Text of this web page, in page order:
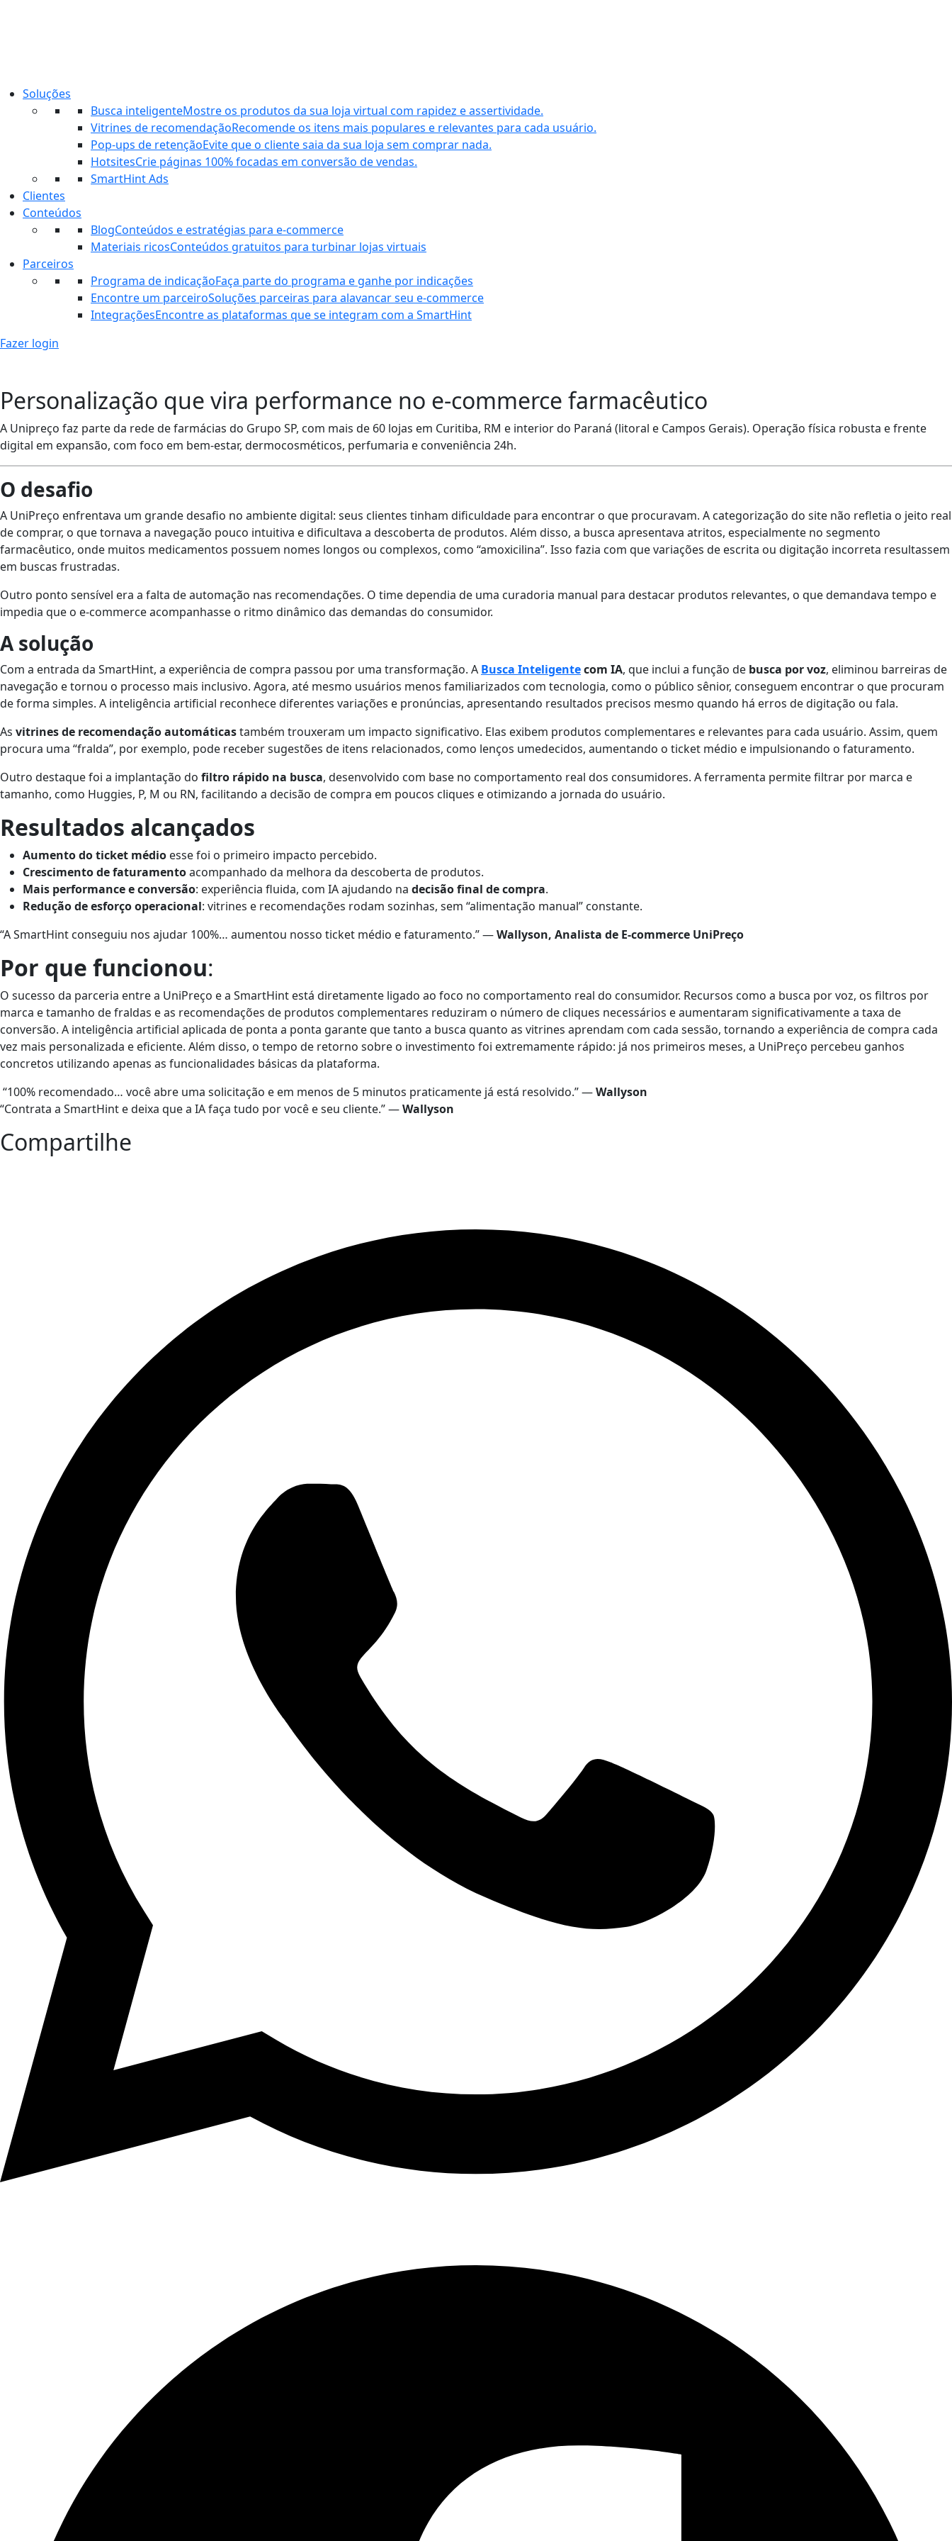
Soluções
Busca inteligenteMostre os produtos da sua loja virtual com rapidez e assertividade.
Vitrines de recomendaçãoRecomende os itens mais populares e relevantes para cada usuário.
Pop-ups de retençãoEvite que o cliente saia da sua loja sem comprar nada.
HotsitesCrie páginas 100% focadas em conversão de vendas.
SmartHint Ads
Clientes
Conteúdos
BlogConteúdos e estratégias para e-commerce
Materiais ricosConteúdos gratuitos para turbinar lojas virtuais
Parceiros
Programa de indicaçãoFaça parte do programa e ganhe por indicações
Encontre um parceiroSoluções parceiras para alavancar seu e-commerce
IntegraçõesEncontre as plataformas que se integram com a SmartHint
Fazer login
Personalização que vira performance no e-commerce farmacêutico
A Unipreço faz parte da rede de farmácias do Grupo SP, com mais de 60 lojas em Curitiba, RM e interior do Paraná (litoral e Campos Gerais). Operação física robusta e frente
digital em expansão, com foco em bem-estar, dermocosméticos, perfumaria e conveniência 24h.
O desafio
A UniPreço enfrentava um grande desafio no ambiente digital: seus clientes tinham dificuldade para encontrar o que procuravam. A categorização do site não refletia o jeito real
de comprar, o que tornava a navegação pouco intuitiva e dificultava a descoberta de produtos. Além disso, a busca apresentava atritos, especialmente no segmento
farmacêutico, onde muitos medicamentos possuem nomes longos ou complexos, como “amoxicilina”. Isso fazia com que variações de escrita ou digitação incorreta resultassem
em buscas frustradas.
Outro ponto sensível era a falta de automação nas recomendações. O time dependia de uma curadoria manual para destacar produtos relevantes, o que demandava tempo e
impedia que o e-commerce acompanhasse o ritmo dinâmico das demandas do consumidor.
A solução
Com a entrada da SmartHint, a experiência de compra passou por uma transformação. A Busca Inteligentecom IA, que inclui a função de busca por voz, eliminou barreiras de
navegação e tornou o processo mais inclusivo. Agora, até mesmo usuários menos familiarizados com tecnologia, como o público sênior, conseguem encontrar o que procuram
de forma simples. A inteligência artificial reconhece diferentes variações e pronúncias, apresentando resultados precisos mesmo quando há erros de digitação ou fala.
As vitrines de recomendação automáticastambém trouxeram um impacto significativo. Elas exibem produtos complementares e relevantes para cada usuário. Assim, quem
procura uma “fralda”, por exemplo, pode receber sugestões de itens relacionados, como lenços umedecidos, aumentando o ticket médio e impulsionando o faturamento.
Outro destaque foi a implantação do filtro rápido na busca, desenvolvido com base no comportamento real dos consumidores. A ferramenta permite filtrar por marca e
tamanho, como Huggies, P, M ou RN, facilitando a decisão de compra em poucos cliques e otimizando a jornada do usuário.
Resultados alcançados
Aumento do ticket médio esse foi o primeiro impacto percebido.
Crescimento de faturamentoacompanhado da melhora da descoberta de produtos.
Mais performance e conversão: experiência fluida, com IA ajudando na decisão final de compra.
Redução de esforço operacional: vitrines e recomendações rodam sozinhas, sem “alimentação manual” constante.
“A SmartHint conseguiu nos ajudar 100%… aumentou nosso ticket médio e faturamento.” —Wallyson, Analista de E-commerce UniPreço
Por que funcionou:
O sucesso da parceria entre a UniPreço e a SmartHint está diretamente ligado ao foco no comportamento real do consumidor. Recursos como a busca por voz, os filtros por
marca e tamanho de fraldas e as recomendações de produtos complementares reduziram o número de cliques necessários e aumentaram significativamente a taxa de
conversão. A inteligência artificial aplicada de ponta a ponta garante que tanto a busca quanto as vitrines aprendam com cada sessão, tornando a experiência de compra cada
vez mais personalizada e eficiente. Além disso, o tempo de retorno sobre o investimento foi extremamente rápido: já nos primeiros meses, a UniPreço percebeu ganhos
concretos utilizando apenas as funcionalidades básicas da plataforma.
“100% recomendado… você abre uma solicitação e em menos de 5 minutos praticamente já está resolvido.” —Wallyson
“Contrata a SmartHint e deixa que a IA faça tudo por você e seu cliente.” —Wallyson
Compartilhe